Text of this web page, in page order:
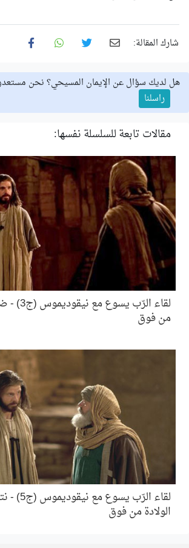
شارك المقالة:
هل لديك سؤال عن الإيمان المسيحي؟ نحن
راسلنا
مقالات تابعة للسلسلة نفسها:
لقاء الرّب
من فوق
لقاء الرّب
الولادة من فوق